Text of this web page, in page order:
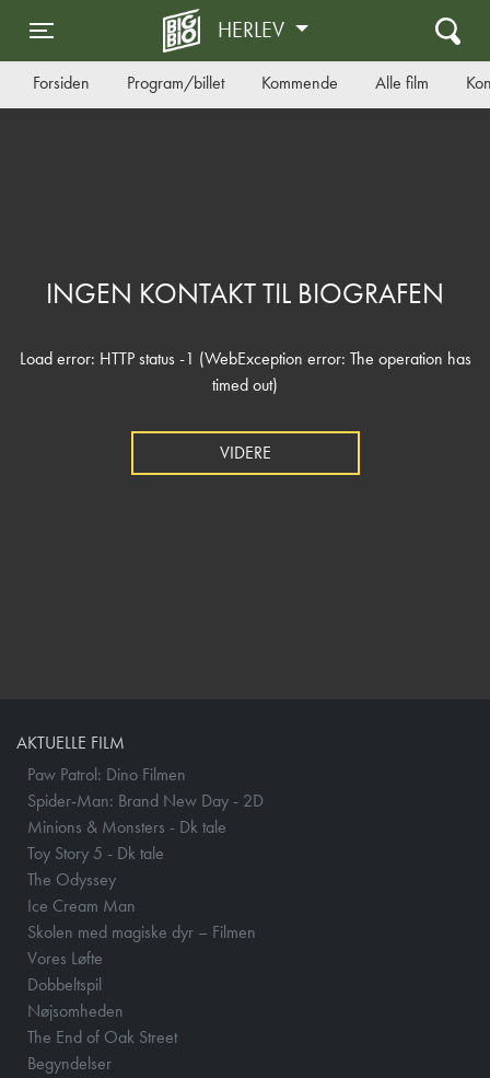
Toggle navigation
HERLEV
Forsiden Program/billet Kommende Alle film
INGEN KONTAKT TIL BIOGRAFEN
Load error: HTTP status -1 (WebException error: The operation has
timed out)
VIDERE
AKTUELLE FILM
Paw Patrol: Dino Filmen
Spider-Man: Brand New Day - 2D
Minions & Monsters - Dk tale
Toy Story 5 - Dk tale
The Odyssey
Ice Cream Man
Skolen med magiske dyr – Filmen
Vores Løfte
Dobbeltspil
Nøjsomheden
The End of Oak Street
Begyndelser